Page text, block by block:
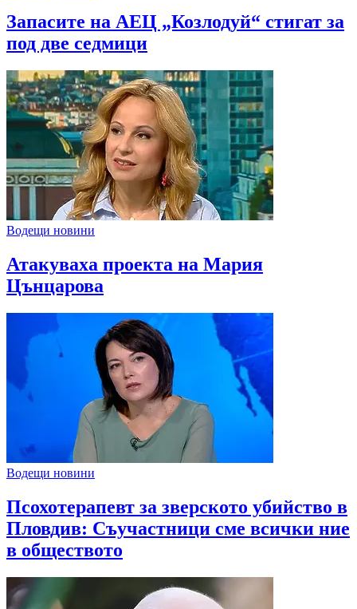
Запасите на АЕЦ „Козлодуй“ стигат за
под две седмици
Водещи новини
Атакуваха проекта на Мария
Цънцарова
Водещи новини
Псохотерапевт за зверското убийство в
Пловдив: Съучастници сме всички ние
в обществото